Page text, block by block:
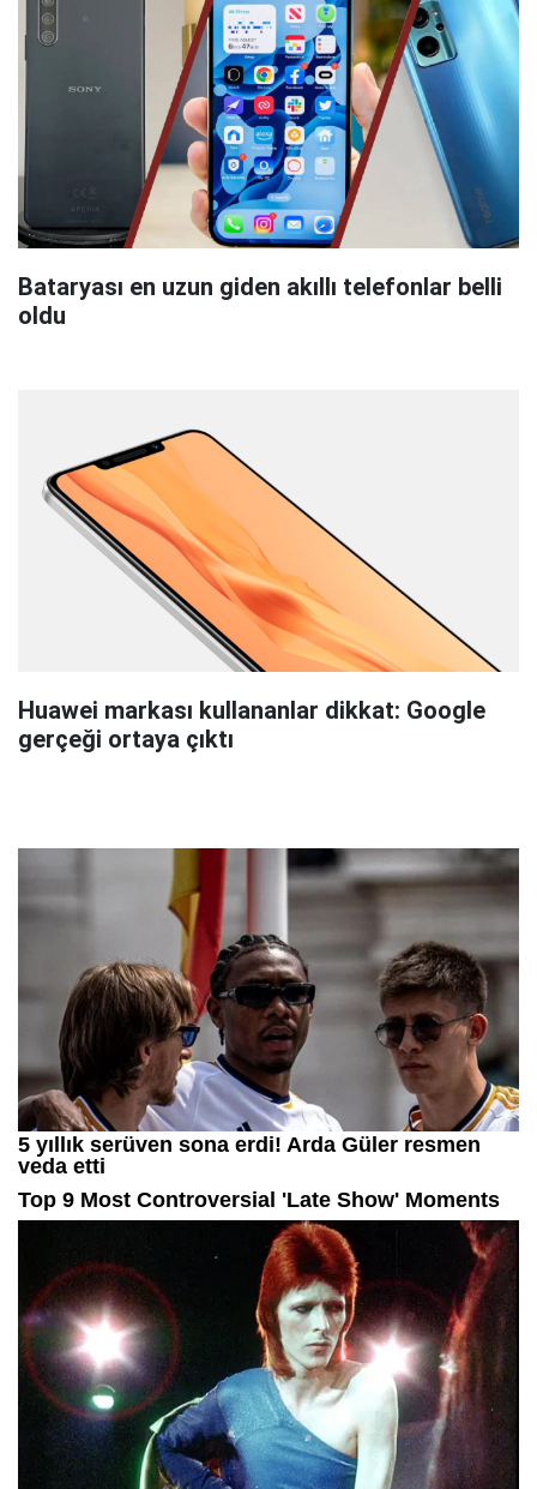
Bataryası en uzun giden akıllı telefonlar belli
oldu
Huawei markası kullananlar dikkat: Google
gerçeği ortaya çıktı